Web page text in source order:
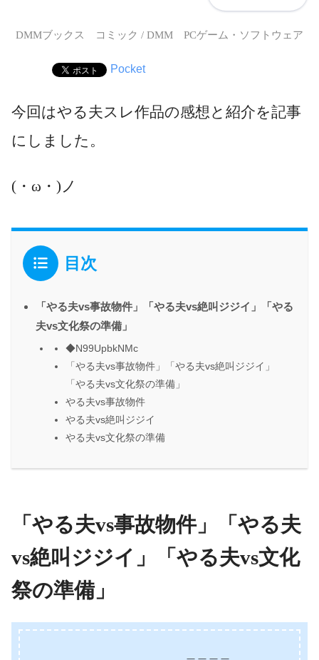
DMMブックス コミック / DMM PCゲーム・ソフトウェア
Pocket
今回はやる夫スレ作品の感想と紹介を記事
にしました。
(・ω・)ノ
目次
「やる夫vs事故物件」「やる夫vs絶叫ジジイ」「やる
夫vs文化祭の準備」
◆N99UpbkNMc
「やる夫vs事故物件」「やる夫vs絶叫ジジイ」
「やる夫vs文化祭の準備」
やる夫vs事故物件
やる夫vs絶叫ジジイ
やる夫vs文化祭の準備
「やる夫vs事故物件」「やる夫
vs絶叫ジジイ」「やる夫vs文化
祭の準備」